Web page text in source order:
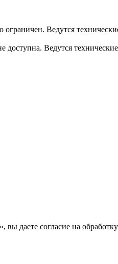
Ведутся
доступна. Ведутся
вы даете согласие на